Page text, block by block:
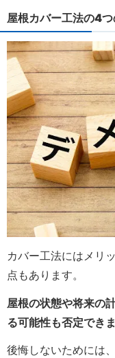
屋根カバー工法の4
カバー工法にはメリ
点もあります。
屋根の状態や将来の
る可能性も否定できま
後悔しないためには